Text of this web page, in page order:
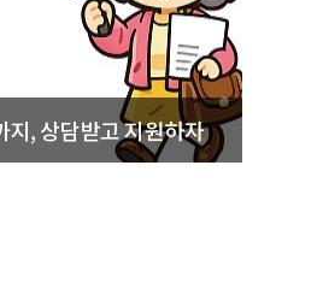
지, 상담받고 지원하자